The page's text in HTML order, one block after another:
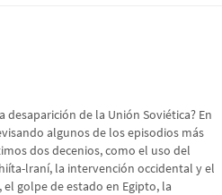
desaparición de la Unión Soviética? En
algunos de los episodios más
dos decenios, como el uso del
lraní, la intervención occidental y el
golpe de estado en Egipto, la